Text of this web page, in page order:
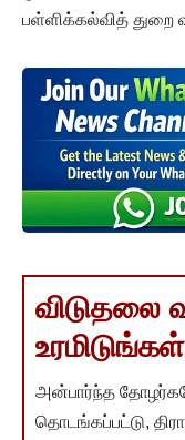
பள்ளிக்கல்வித் துறை
விடுதலை
அன்பார்ந்த
தொடங்கப்பட்டு,